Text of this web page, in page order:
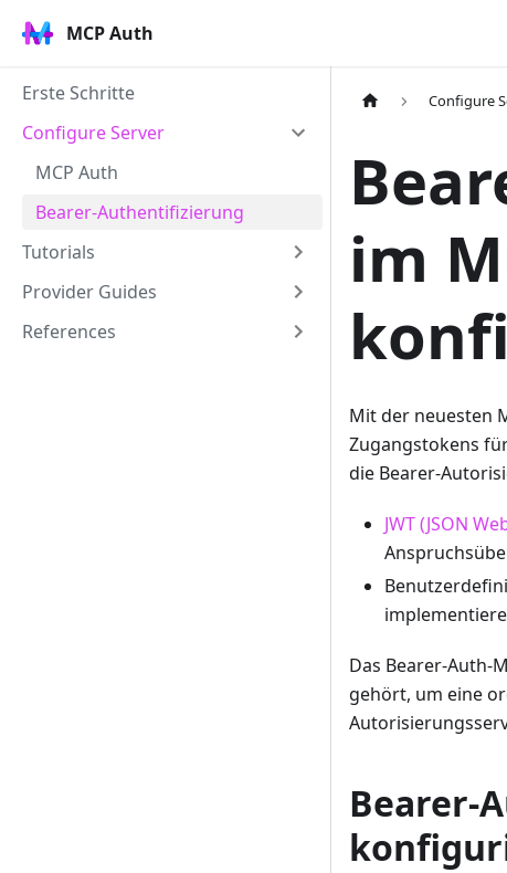
MCP Auth
Erste Schritte
Configure Server
MCP Auth
Bearer-Authentifizierung
Tutorials
Provider Guides
References
Configure
im
Mit der neuesten
Zugangstokens
die Bearer-
JWT (JSON
Das Bearer-Auth-
gehört, um eine
Bearer-